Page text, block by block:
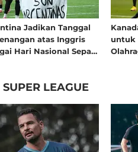
Jadikan Tanggal
atas Inggris
Hari Nasional Sepak
untuk
SUPER LEAGUE